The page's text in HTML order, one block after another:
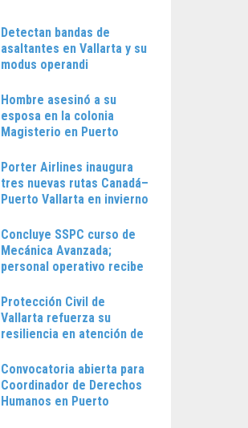
Detectan bandas de
asaltantes en Vallarta y su
modus operandi
Hombre asesinó a su
esposa en la colonia
Magisterio en Puerto
Porter Airlines inaugura
tres nuevas rutas Canadá–
Puerto Vallarta en invierno
Concluye SSPC curso de
Mecánica Avanzada;
personal operativo recibe
Protección Civil de
Vallarta refuerza su
resiliencia en atención de
Convocatoria abierta para
Coordinador de Derechos
Humanos en Puerto